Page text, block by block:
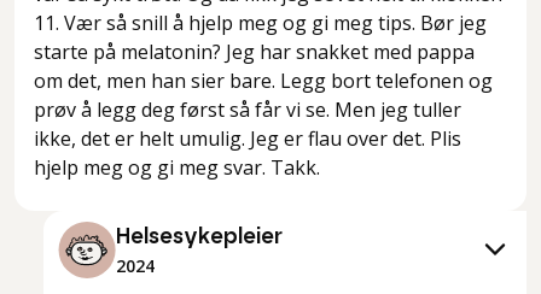
11. Vær så snill å hjelp meg og gi meg tips. Bør jeg
starte på melatonin? Jeg har snakket med pappa
om det, men han sier bare. Legg bort telefonen og
prøv å legg deg først så får vi se. Men jeg tuller
ikke, det er helt umulig. Jeg er flau over det. Plis
hjelp meg og gi meg svar. Takk.
Helsesykepleier
2024